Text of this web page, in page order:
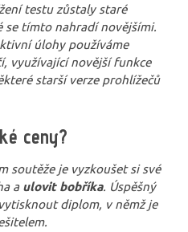
testu zůstaly staré
tímto nahradí novějšími.
úlohy používáme
využívající novější funkce
starší verze prohlížečů
ceny?
soutěže je vyzkoušet si své
a ulovit bobříka. Úspěšný
diplom, v němž je